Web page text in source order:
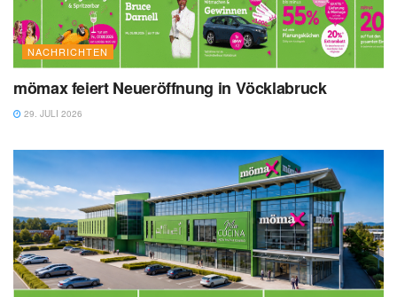
NACHRICHTEN
mömax feiert Neueröffnung in Vöcklabruck
29. JULI 2026